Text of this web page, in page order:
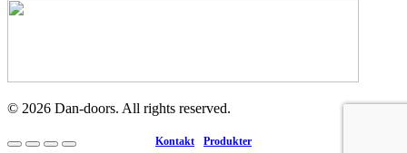
Kontakt Produkter
© 2026 Dan-doors. All rights reserved.